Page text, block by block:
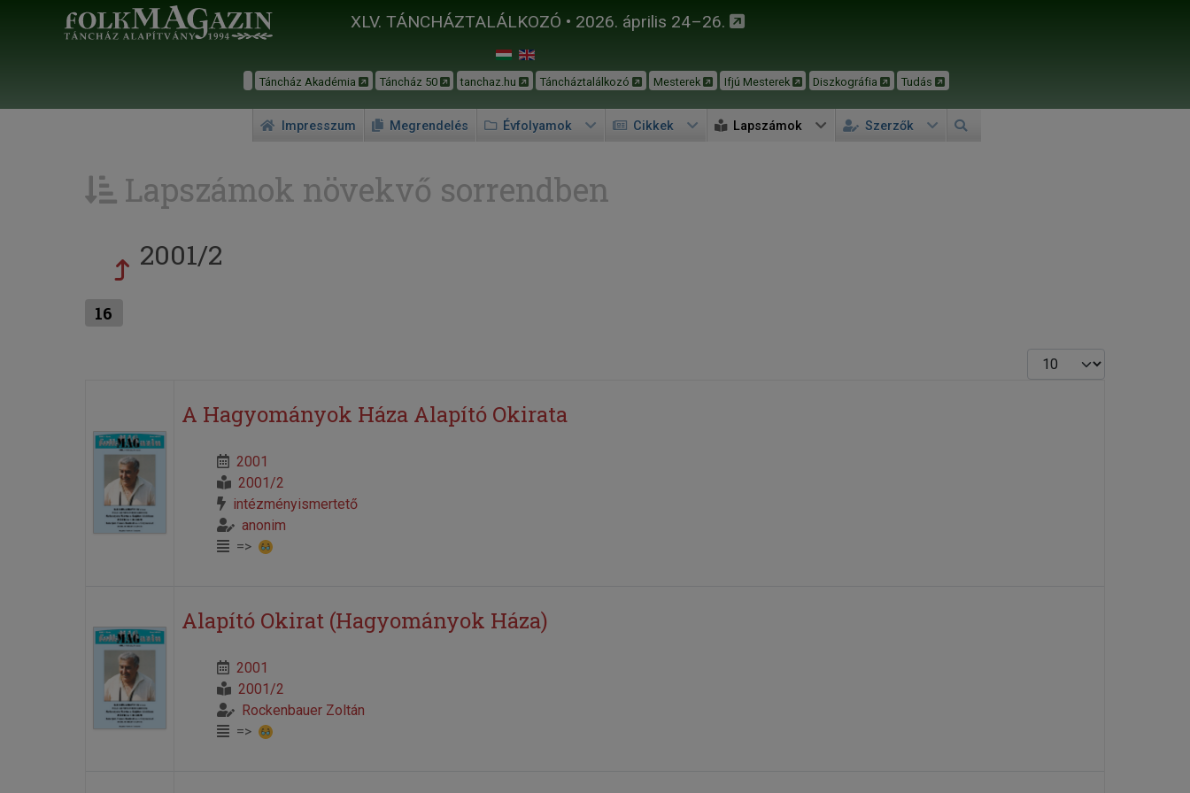
XLV. TÁNCHÁZTALÁLKOZÓ • 2026. április 24–26.
Táncház Akadémia Táncház 50 tanchaz.hu Táncháztalálkozó Mesterek Ifjú Mesterek Diszkográfia Tudás
Impresszum Megrendelés Évfolyamok Cikkek Lapszámok Szerzők
Lapszámok növekvő sorrendben
2001/2
16
Tételek #
A Hagyományok Háza Alapító Okirata
2001
2001/2
intézményismertető
anonim
=>
Alapító Okirat (Hagyományok Háza)
2001
2001/2
Rockenbauer Zoltán
=>